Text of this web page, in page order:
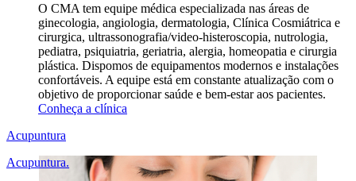
O CMA tem equipe médica especializada nas áreas de
ginecologia, angiologia, dermatologia, Clínica Cosmiátrica e
cirurgica, ultrassonografia/video-histeroscopia, nutrologia,
pediatra, psiquiatria, geriatria, alergia, homeopatia e cirurgia
plástica. Dispomos de equipamentos modernos e instalações
confortáveis. A equipe está em constante atualização com o
objetivo de proporcionar saúde e bem-estar aos pacientes.
Conheça a clínica
Acupuntura
Acupuntura.